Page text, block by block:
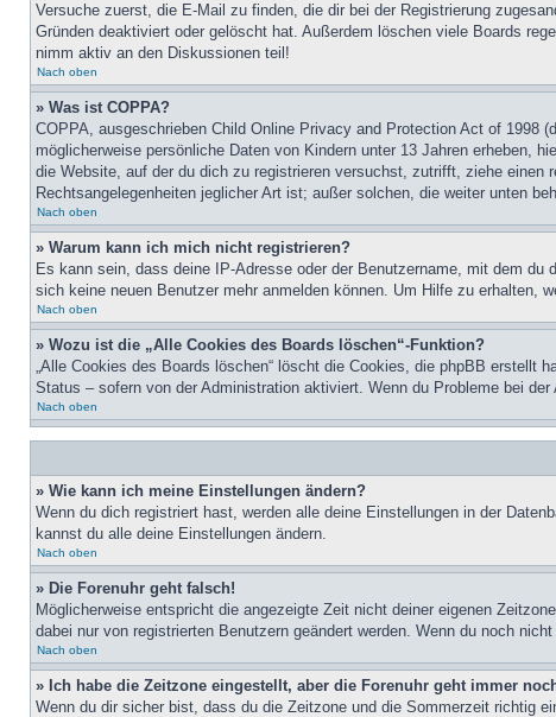
Versuche zuerst, die E-Mail zu finden, die dir bei der Registrierung
Gründen deaktiviert oder gelöscht hat. Außerdem löschen viele Boards
nimm aktiv an den Diskussionen teil!
Nach oben
» Was ist COPPA?
COPPA, ausgeschrieben Child Online Privacy and Protection Act of
möglicherweise persönliche Daten von Kindern unter 13 Jahren erheben,
die Website, auf der du dich zu registrieren versuchst, zutrifft, ziehe
Rechtsangelegenheiten jeglicher Art ist; außer solchen, die weiter unten
Nach oben
» Warum kann ich mich nicht registrieren?
Es kann sein, dass deine IP-Adresse oder der Benutzername, mit dem
sich keine neuen Benutzer mehr anmelden können. Um Hilfe zu erhalten,
Nach oben
» Wozu ist die „Alle Cookies des Boards löschen“-Funktion?
„Alle Cookies des Boards löschen“ löscht die Cookies, die phpBB erstellt
Status – sofern von der Administration aktiviert. Wenn du Probleme bei
Nach oben
» Wie kann ich meine Einstellungen ändern?
Wenn du dich registriert hast, werden alle deine Einstellungen in der
kannst du alle deine Einstellungen ändern.
Nach oben
» Die Forenuhr geht falsch!
Möglicherweise entspricht die angezeigte Zeit nicht deiner eigenen
dabei nur von registrierten Benutzern geändert werden. Wenn du noch
Nach oben
» Ich habe die Zeitzone eingestellt, aber die Forenuhr geht immer
Wenn du dir sicher bist, dass du die Zeitzone und die Sommerzeit richtig